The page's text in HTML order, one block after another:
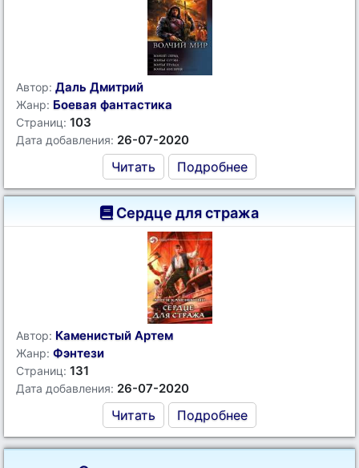
Автор: Даль Дмитрий
Жанр: Боевая фантастика
Страниц: 103
Дата добавления: 26-07-2020
Читать Подробнее
Сердце для стража
Автор: Каменистый Артем
Жанр: Фэнтези
Страниц: 131
Дата добавления: 26-07-2020
Читать Подробнее